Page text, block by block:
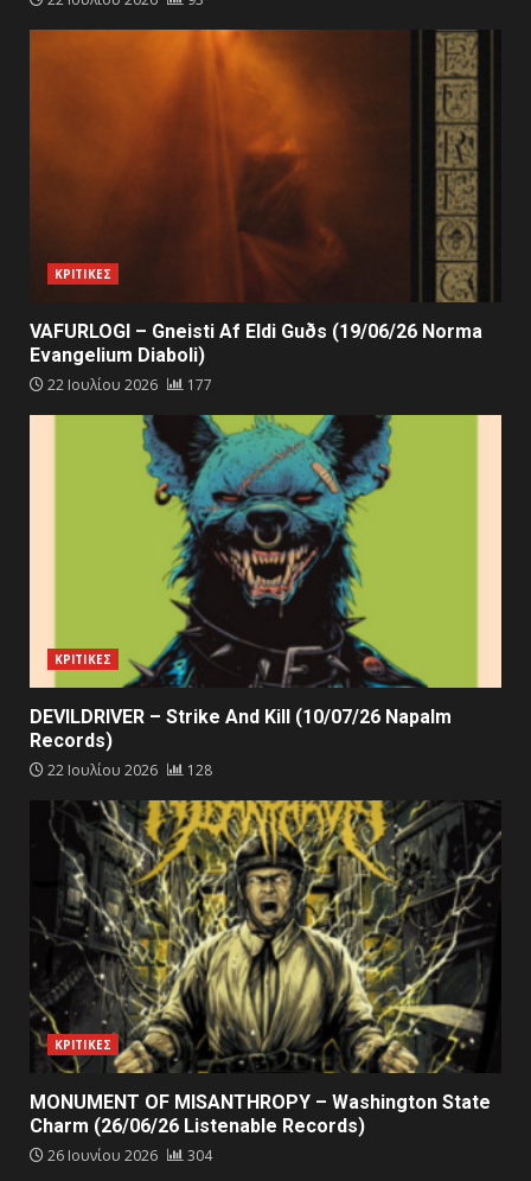
ΚΡΙΤΙΚΕΣ
VAFURLOGI – Gneisti Af Eldi Guðs (19/06/26 Norma
Evangelium Diaboli)
22 Ιουλίου 2026 177
ΚΡΙΤΙΚΕΣ
DEVILDRIVER – Strike And Kill (10/07/26 Napalm
Records)
22 Ιουλίου 2026 128
ΚΡΙΤΙΚΕΣ
MONUMENT OF MISANTHROPY – Washington State
Charm (26/06/26 Listenable Records)
26 Ιουνίου 2026 304